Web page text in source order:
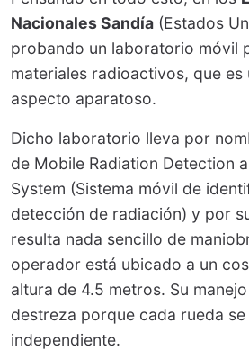
Nacionales Sandía (Estados
probando un laboratorio móvil
materiales radioactivos, que es
aspecto aparatoso.
Dicho laboratorio lleva por
de Mobile Radiation Detection
System (Sistema móvil de
detección de radiación) y por
resulta nada sencillo de
operador está ubicado a un
altura de 4.5 metros. Su
destreza porque cada rueda
independiente.